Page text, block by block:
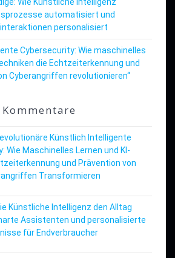
automatisiert und
personalisiert
Cybersecurity: Wie maschinelles
die Echtzeiterkennung und
Cyberangriffen revolutionieren“
Kommentare
Künstlich Intelligente
Wie Maschinelles Lernen und KI-
und Prävention von
Transformieren
Künstliche Intelligenz den Alltag
Assistenten und personalisierte
für Endverbraucher